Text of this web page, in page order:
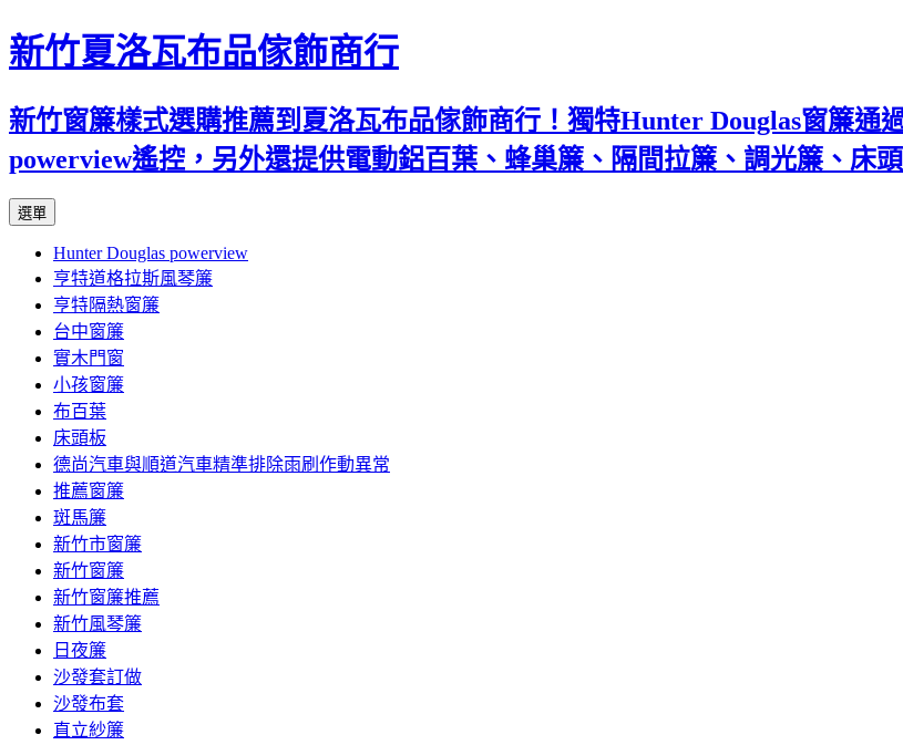
新竹夏洛瓦布品傢飾商行
新竹窗簾樣式選購推薦到夏洛瓦布品傢飾商行！獨特Hunter Douglas窗簾通
powerview遙控，另外還提供電動鋁百葉、蜂巢簾、隔間拉簾、調光簾、床
選單
內
容
Hunter Douglas powerview
亨特道格拉斯風琴簾
亨特隔熱窗簾
台中窗簾
實木門窗
小孩窗簾
布百葉
床頭板
德尚汽車與順道汽車精準排除雨刷作動異常
推薦窗簾
斑馬簾
新竹市窗簾
新竹窗簾
新竹窗簾推薦
新竹風琴簾
日夜簾
沙發套訂做
沙發布套
直立紗簾